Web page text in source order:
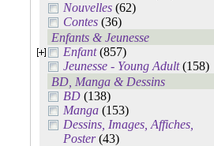
Nouvelles (62)
Contes (36)
Enfants & Jeunesse
Enfant(857)
Jeunesse - Young Adult(158)
BD, Manga & Dessins
BD (138)
Manga (153)
Dessins, Images, Affiches,
Poster(43)